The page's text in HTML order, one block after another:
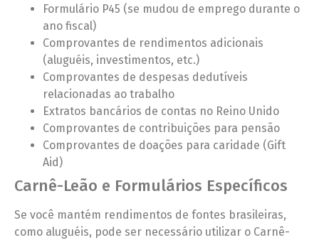
Formulário P45 (se mudou de emprego durante o
ano fiscal)
Comprovantes de rendimentos adicionais
(aluguéis, investimentos, etc.)
Comprovantes de despesas dedutíveis
relacionadas ao trabalho
Extratos bancários de contas no Reino Unido
Comprovantes de contribuições para pensão
Comprovantes de doações para caridade (Gift
Aid)
Carnê-Leão e Formulários Específicos
Se você mantém rendimentos de fontes brasileiras,
como aluguéis, pode ser necessário utilizar o Carnê-